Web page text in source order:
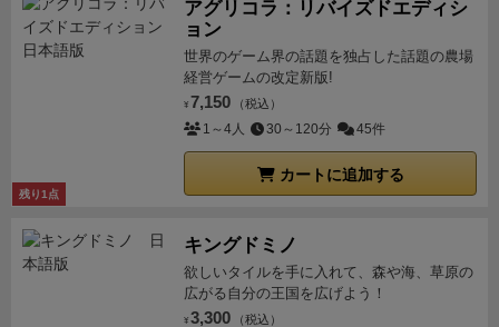
残り1点
アグリコラ：リバイズドエディシ
ョン
世界のゲーム界の話題を独占した話題の農場
経営ゲームの改定新版!
¥ 7,150 （税込）
1～4人 30～120分 45件
カートに追加する
キングドミノ
欲しいタイルを手に入れて、森や海、草原の
広がる自分の王国を広げよう！
¥ 3,300 （税込）